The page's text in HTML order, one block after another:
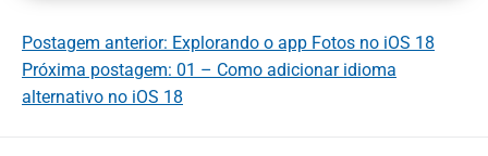
Postagem anterior: Explorando o app Fotos no iOS 18
Próxima postagem: 01 – Como adicionar idioma
alternativo no iOS 18